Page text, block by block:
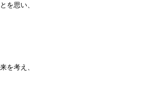
を思い、
を考え、